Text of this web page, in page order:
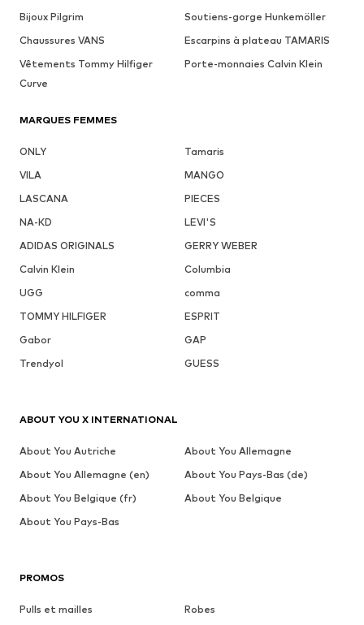
Bijoux Pilgrim
Soutiens-gorge Hunkemöller
Chaussures VANS
Escarpins à plateau TAMARIS
Vêtements Tommy Hilfiger
Curve
Porte-monnaies Calvin Klein
MARQUES FEMMES
ONLY
Tamaris
VILA
MANGO
LASCANA
PIECES
NA-KD
LEVI'S
ADIDAS ORIGINALS
GERRY WEBER
Calvin Klein
Columbia
UGG
comma
TOMMY HILFIGER
ESPRIT
Gabor
GAP
Trendyol
GUESS
PROMOS
Pulls et mailles
Robes
ABOUT YOU X INTERNATIONAL
About You Autriche
About You Allemagne
About You Allemagne (en)
About You Pays-Bas (de)
About You Belgique (fr)
About You Belgique
About You Pays-Bas